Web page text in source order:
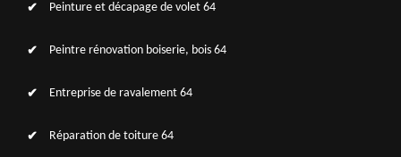
Peinture et décapage de volet 64
Peintre rénovation boiserie, bois 64
Entreprise de ravalement 64
Réparation de toiture 64